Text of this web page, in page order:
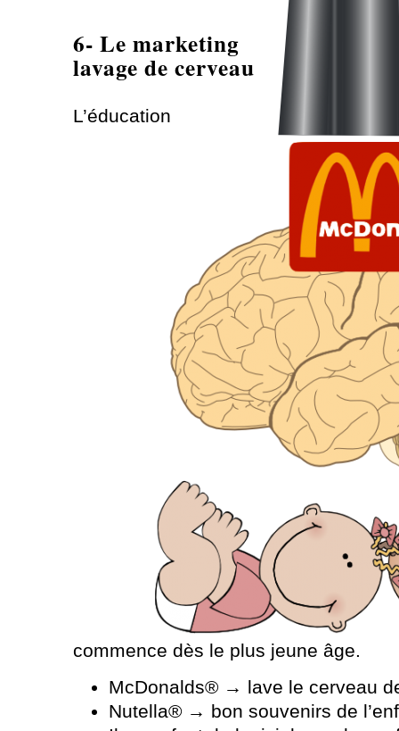
6- Le marketing
lavage de cerveau
L’éducation
commence dès le plus jeune âge.
McDonalds® → lave le cerveau
Nutella® → bon souvenirs de